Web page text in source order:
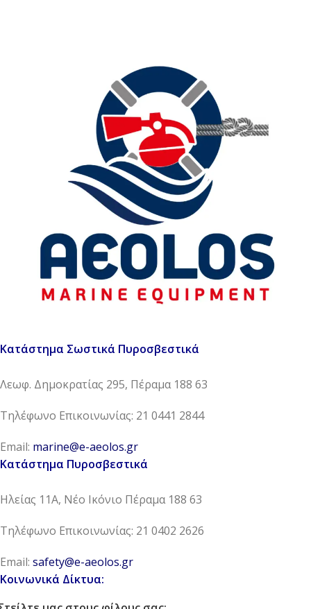
Κατάστημα Σωστικά Πυροσβεστικά
Λεωφ. Δημοκρατίας 295, Πέραμα 188 63
Τηλέφωνο Επικοινωνίας: 21 0441 2844
Email: marine@e-aeolos.gr
Κατάστημα Πυροσβεστικά
Ηλείας 11Α, Νέο Ικόνιο Πέραμα 188 63
Τηλέφωνο Επικοινωνίας: 21 0402 2626
Email: safety@e-aeolos.gr
Κοινωνικά Δίκτυα: